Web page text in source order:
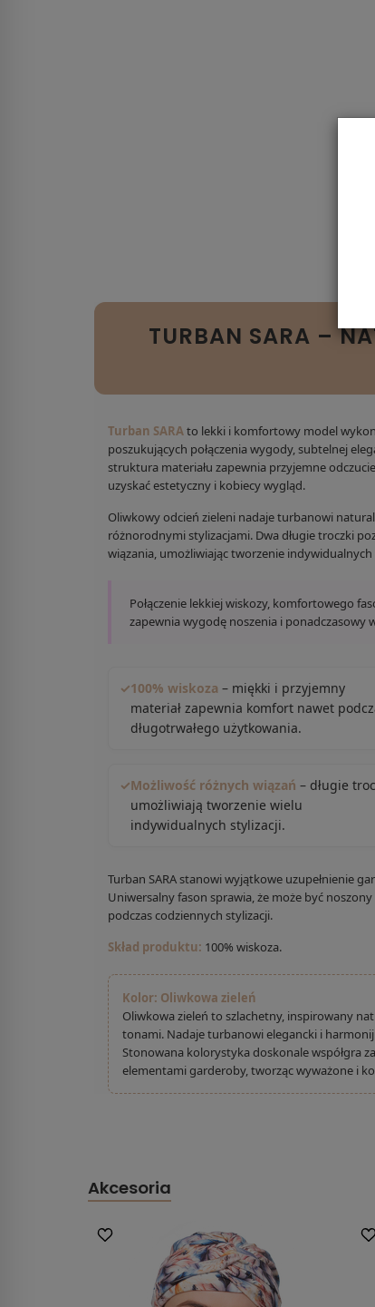
TURBAN SARA –
Turban SARAto lekki i komfortowy model
poszukujących połączenia wygody, subtelnej
struktura materiału zapewnia przyjemne
uzyskać estetyczny i kobiecy wygląd.
Oliwkowy odcień zieleni nadaje turbanowi
różnorodnymi stylizacjami. Dwa długie troczki
wiązania, umożliwiając tworzenie
Połączenie lekkiej wiskozy, komfortowego
zapewnia wygodę noszenia i ponadczasowy
✓100% wiskoza – miękki i przyjemny
materiał zapewnia komfort nawet
długotrwałego użytkowania.
✓Możliwość różnych wiązań – długie
umożliwiają tworzenie wielu
indywidualnych stylizacji.
Turban SARA stanowi wyjątkowe uzupełnienie
Uniwersalny fason sprawia, że może być
podczas codziennych stylizacji.
Skład produktu: 100% wiskoza.
Kolor: Oliwkowa zieleń
Oliwkowa zieleń to szlachetny, inspirowany
tonami. Nadaje turbanowi elegancki i
Stonowana kolorystyka doskonale współgra
elementami garderoby, tworząc wyważone i
Akcesoria